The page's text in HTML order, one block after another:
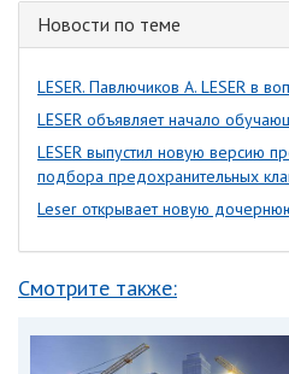
Новости по теме
LESER. Павлючиков А. LESER в
LESER объявляет начало
LESER выпустил новую версию
подбора предохранительных
Leser открывает новую
Смотрите также: